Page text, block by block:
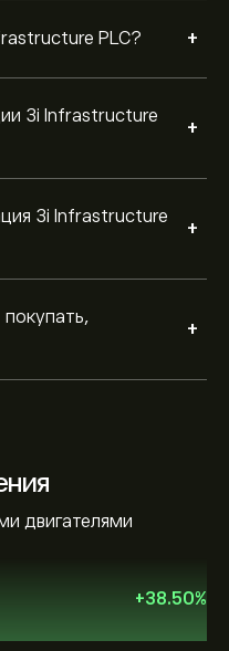
PLC? +
3i Infrastructure
+
3i Infrastructure
+
+
двигателями
+38.50%